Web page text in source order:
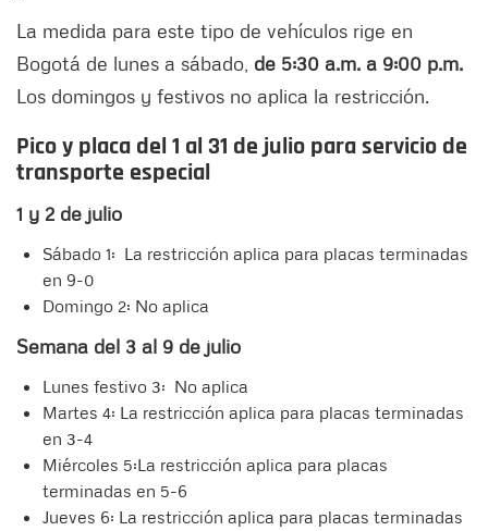
La medida para este tipo de vehículos rige en
Bogotá de lunes a sábado, de 5:30 a.m. a 9:00 p.m.
Los domingos y festivos no aplica la restricción.
Pico y placa del 1 al 31 de julio para servicio de
transporte especial
1 y 2 de julio
Sábado 1: La restricción aplica para placas terminadas
en 9-0
Domingo 2: No aplica
Semana del 3 al 9 de julio
Lunes festivo 3: No aplica
Martes 4: La restricción aplica para placas terminadas
en 3-4
Miércoles 5:La restricción aplica para placas
terminadas en 5-6
Jueves 6: La restricción aplica para placas terminadas